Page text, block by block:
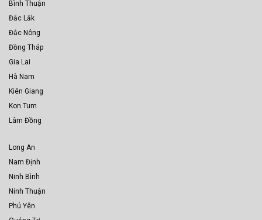
Bình Thuận
Đắc Lắk
Đắc Nông
Đồng Tháp
Gia Lai
Hà Nam
Kiên Giang
Kon Tum
Lâm Đồng
Long An
Nam Định
Ninh Bình
Ninh Thuận
Phú Yên